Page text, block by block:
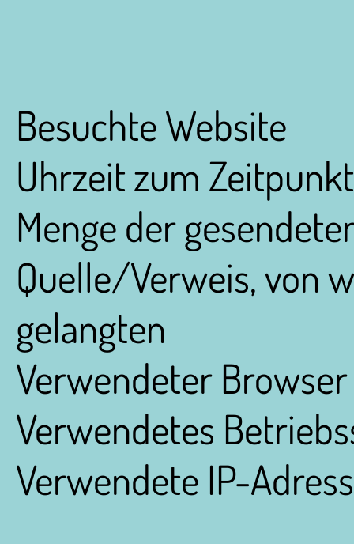
Besuchte Website
Uhrzeit zum
Menge der
Quelle/Verweis, von
gelangten
Verwendeter Browser
Verwendetes
Verwendete IP-